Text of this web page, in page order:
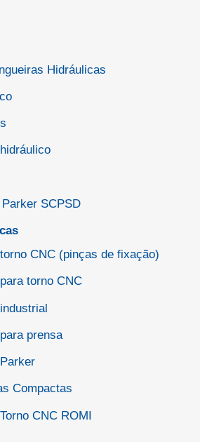
Hidráulicas
SCPSD
CNC (pinças de fixação)
torno CNC
prensa
Compactas
CNC ROMI